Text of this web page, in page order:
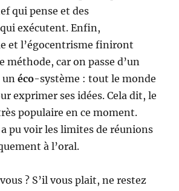
qui pense et des
exécutent. Enfin,
et l’égocentrisme finiront
méthode, car on passe d’un
unéco-système : tout le monde
exprimer ses idées. Cela dit, le
populaire en ce moment.
pu voir les limites de réunions
à l’oral.
? S’il vous plait, ne restez